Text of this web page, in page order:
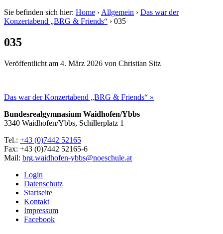
Sie befinden sich hier: Home › Allgemein › Das war der
Konzertabend „BRG & Friends“ › 035
035
Veröffentlicht am 4. März 2026 von Christian Sitz
Das war der Konzertabend „BRG & Friends“ »
Bundesrealgymnasium Waidhofen/Ybbs
3340 Waidhofen/Ybbs, Schillerplatz 1
Tel.: +43 (0)7442 52165
Fax: +43 (0)7442 52165-6
Mail: brg.waidhofen-ybbs@noeschule.at
Login
Datenschutz
Startseite
Kontakt
Impressum
Facebook